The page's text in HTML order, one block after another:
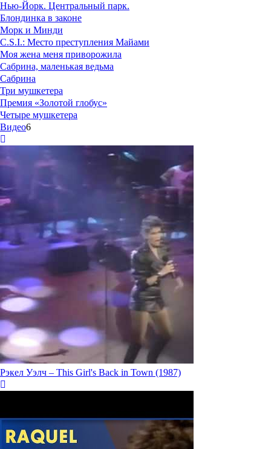
Нью-Йорк. Центральный парк.
Блондинка в законе
Морк и Минди
C.S.I.: Место преступления Майами
Моя жена меня приворожила
Сабрина, маленькая ведьма
Сабрина
Три мушкетера
Премия «Золотой глобус»
Четыре мушкетера
Видео6
Рэкел Уэлч – This Girl's Back in Town (1987)